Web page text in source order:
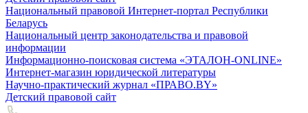
Национальный правовой Интернет-портал Республики
Беларусь
Национальный центр законодательства и правовой
информации
Информационно-поисковая система «ЭТАЛОН-ONLINE»
Интернет-магазин юридической литературы
Научно-практический журнал «ПРАВО.BY»
Детский правовой сайт